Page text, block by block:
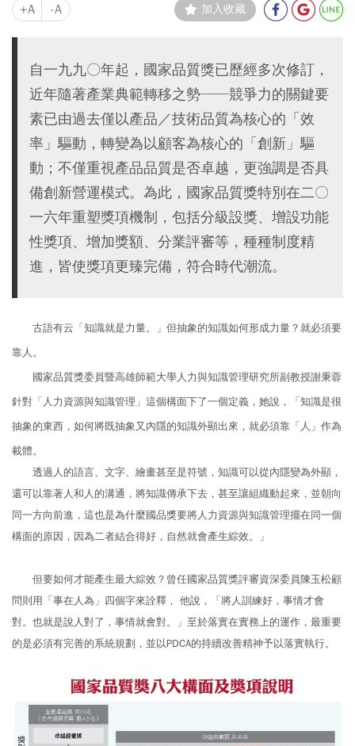
+A -A 加入收藏
自一九九〇年起，國家品質獎已歷經多次修訂，
近年隨著產業典範轉移之勢──競爭力的關鍵要
素已由過去僅以產品／技術品質為核心的「效
率」驅動，轉變為以顧客為核心的「創新」驅
動；不僅重視產品品質是否卓越，更強調是否具
備創新營運模式。為此，國家品質獎特別在二〇
一六年重塑獎項機制，包括分級設獎、增設功能
性獎項、增加獎額、分業評審等，種種制度精
進，皆使獎項更臻完備，符合時代潮流。
古語有云「知識就是力量。」但抽象的知識如何形成力量？就必須要
靠人。
國家品質獎委員暨高雄師範大學人力與知識管理研究所副教授謝秉蓉
針對「人力資源與知識管理」這個構面下了一個定義，她說，「知識是很
抽象的東西，如何將既抽象又內隱的知識外顯出來，就必須靠「人」作為
載體。
透過人的語言、文字、繪畫甚至是符號，知識可以從內隱變為外顯，
還可以靠著人和人的溝通，將知識傳承下去，甚至讓組織動起來，並朝向
同一方向前進，這也是為什麼國品獎要將人力資源與知識管理擺在同一個
構面的原因，因為二者結合得好，自然就會產生綜效。」
但要如何才能產生最大綜效？曾任國家品質獎評審資深委員陳玉松顧
問則用「事在人為」四個字來詮釋， 他說，「將人訓練好，事情才會
對。也就是說人對了，事情就會對。」至於落實在實務上的運作，最重要
的是必須有完善的系統規劃，並以PDCA的持續改善精神予以落實執行。